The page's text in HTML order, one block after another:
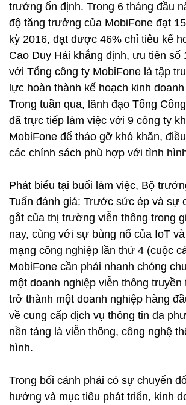
trưởng ổn định. Trong 6 tháng đầu
độ tăng trưởng của MobiFone đạt
kỳ 2016, đạt được 46% chỉ tiêu kế
Cao Duy Hải khẳng định, ưu tiên số
với Tổng công ty MobiFone là tập
lực hoàn thành kế hoạch kinh
Trong tuần qua, lãnh đạo Tổng
đã trực tiếp làm việc với 9 công ty
MobiFone để tháo gỡ khó khăn,
các chính sách phù hợp với tình
Phát biểu tại buổi làm việc, Bộ
Tuấn đánh giá: Trước sức ép và sự
gắt của thị trường viễn thông trong
nay, cùng với sự bùng nổ của IoT
mạng công nghiệp lần thứ 4 (cuộc
MobiFone cần phải nhanh chóng
một doanh nghiệp viễn thông truyền
trở thành một doanh nghiệp hàng
về cung cấp dịch vụ thông tin đa
nền tảng là viễn thông, công nghệ
hình.
Trong bối cảnh phải có sự chuyển
hướng và mục tiêu phát triển, kinh